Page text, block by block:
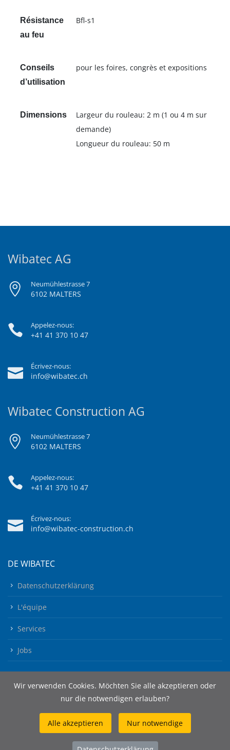
Résistance
au feu
Bfl-s1
Conseils
d’utilisation
pour les foires, congrès et expositions
Dimensions
Largeur du rouleau: 2 m (1 ou 4 m sur
demande)
Longueur du rouleau: 50 m
Wibatec AG
Neumühlestrasse 7
6102 MALTERS
Appelez-nous:
+41 41 370 10 47
Écrivez-nous:
info@wibatec.ch
Wibatec Construction AG
Neumühlestrasse 7
6102 MALTERS
Appelez-nous:
+41 41 370 10 47
Écrivez-nous:
info@wibatec-construction.ch
DE WIBATEC
Datenschutzerklärung
L'équipe
Services
Jobs
© 2026 Wibatec AG
Wir verwenden Cookies. Möchten Sie alle akzeptieren oder
nur die notwendigen erlauben?
Alle akzeptieren Nur notwendige